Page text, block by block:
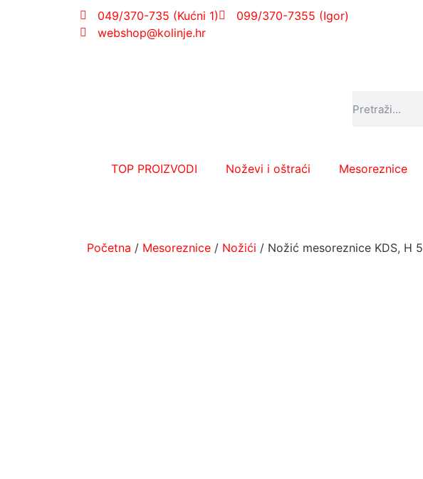
049/370-735 (Kućni 1)
099/370-7355 (Igor)
webshop@kolinje.hr
TOP PROIZVODI Noževi i oštraći Mesoreznice
Početna / Mesoreznice / Nožići / Nožić mesoreznice KDS, H 5